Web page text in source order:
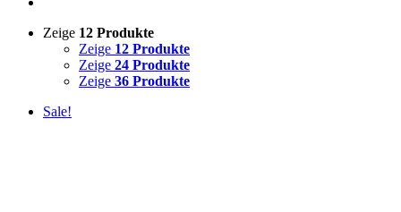
Zeige 12 Produkte
Zeige 12 Produkte
Zeige 24 Produkte
Zeige 36 Produkte
Sale!